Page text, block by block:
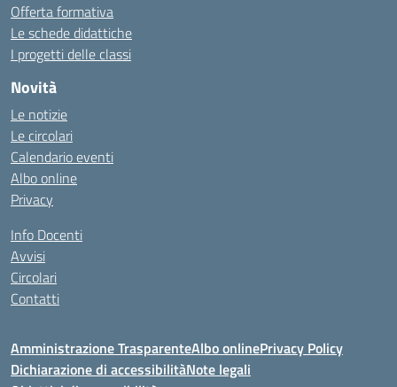
Offerta formativa
Le schede didattiche
I progetti delle classi
Novità
Le notizie
Le circolari
Calendario eventi
Albo online
Privacy
Info Docenti
Avvisi
Circolari
Contatti
Amministrazione TrasparenteAlbo onlinePrivacy Policy
Dichiarazione di accessibilitàNote legali